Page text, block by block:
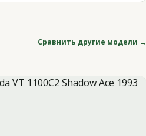
Сравнить другие модели →